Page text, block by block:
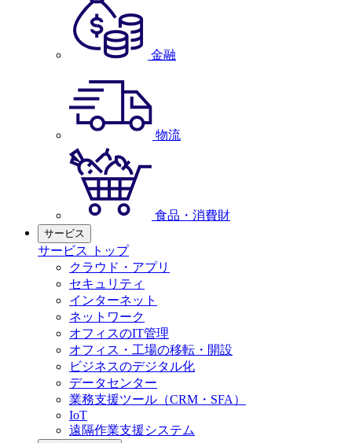
金融
物流
食品・消費財
サービス
サービス トップ
クラウド・アプリ
セキュリティ
インターネット
ネットワーク
オフィスのIT管理
オフィス・工場の移転・開設
ビジネスのデジタル化
データセンター
業務支援ツール（CRM・SFA）
IoT
遠隔作業支援システム